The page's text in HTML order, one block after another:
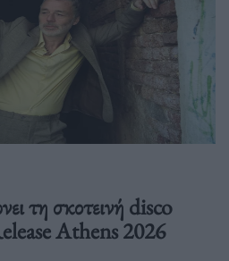
τη σκοτεινή disco
Athens 2026